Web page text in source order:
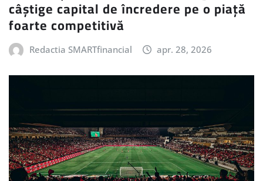
câștige capital de încredere pe o piață
foarte competitivă
Redactia SMARTfinancial apr. 28, 2026